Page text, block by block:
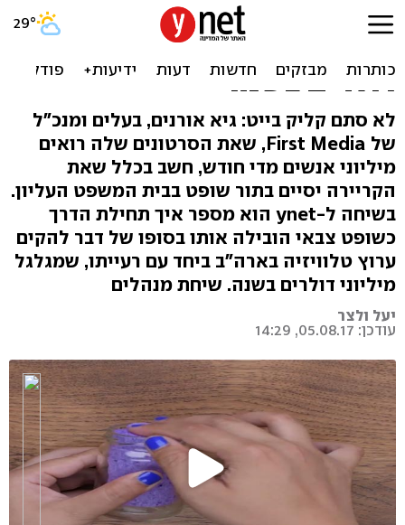
כך מרוויח השופט הצבאי
הצעיר ביותר בצה"ל מיליוני
דולרים בשנה
לא סתם קליק בייט: גיא אורנים, בעלים ומנכ"ל
של First Media, שאת הסרטונים שלה רואים
מיליוני אנשים מדי חודש, חשב בכלל שאת
הקריירה יסיים בתור שופט בבית המשפט העליון.
בשיחה ל-ynet הוא מספר איך תחילת הדרך
כשופט צבאי הובילה אותו בסופו של דבר להקים
ערוץ טלוויזיה בארה"ב ביחד עם רעייתו, שמגלגל
מיליוני דולרים בשנה. שיחת מנהלים
יעל ולצר
עודכן: 05.08.17, 14:29